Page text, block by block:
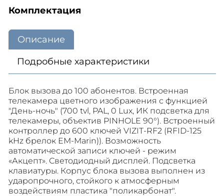
Комплектация
Описание
Подробные характеристики
Блок вызова до 100 абонентов. Встроенная
телекамера цветного изображения с функцией
"День-ночь" (700 tvl, PAL, 0 Lux, ИК подсветка для
телекамеры, объектив PINHOLE 90°). Встроенный
контроллер до 600 ключей VIZIT-RF2 (RFID-125
kHz брелок EM-Marin)). Возможность
автоматической записи ключей - режим
«Акцепт». Светодиодный дисплей. Подсветка
клавиатуры. Корпус блока вызова выполнен из
ударопрочного, стойкого к атмосферным
воздействиям пластика "поликарбонат".